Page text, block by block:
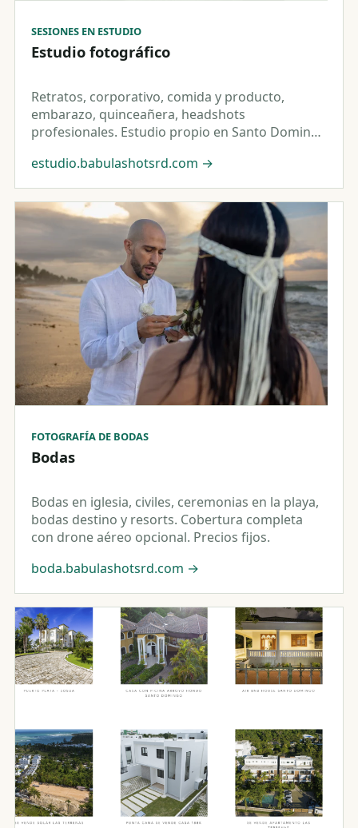
SESIONES EN ESTUDIO
Estudio fotográfico
Retratos, corporativo, comida y producto,
embarazo, quinceañera, headshots
profesionales. Estudio propio en Santo Domingo
estudio.babulashotsrd.com →
FOTOGRAFÍA DE BODAS
Bodas
Bodas en iglesia, civiles, ceremonias en la playa,
bodas destino y resorts. Cobertura completa
con drone aéreo opcional. Precios fijos.
boda.babulashotsrd.com →